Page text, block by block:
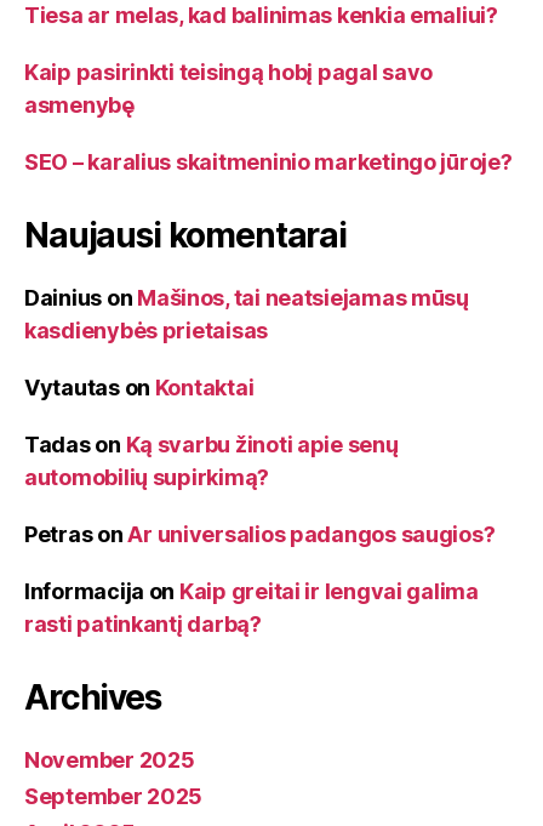
Tiesa ar melas, kad balinimas kenkia emaliui?
Kaip pasirinkti teisingą hobį pagal savo
asmenybę
SEO – karalius skaitmeninio marketingo jūroje?
Naujausi komentarai
Dainius on Mašinos, tai neatsiejamas mūsų
kasdienybės prietaisas
Vytautason Kontaktai
Tadason Ką svarbu žinoti apie senų
automobilių supirkimą?
PetrasonAr universalios padangos saugios?
Informacija on Kaip greitai ir lengvai galima
rasti patinkantį darbą?
Archives
November 2025
September 2025